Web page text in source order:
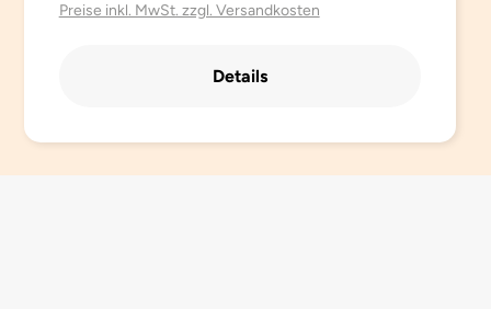
Aus hochwertig gebürsteter Mikrofaser mit
Preise inkl. MwSt. zzgl. Versandkosten
Details